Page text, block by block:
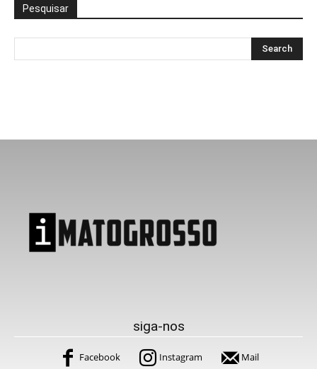
Pesquisar
siga-nos
Facebook Instagram Mail